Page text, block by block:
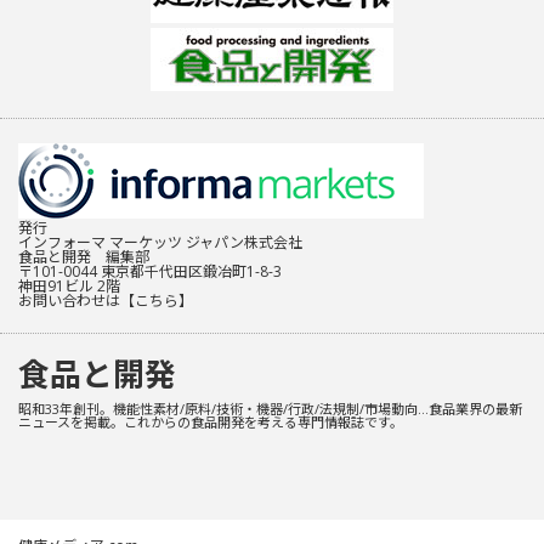
発行
インフォーマ マーケッツ ジャパン株式会社
食品と開発 編集部
〒101-0044 東京都千代田区鍛冶町1-8-3
神田91ビル 2階
お問い合わせは 【こちら】
食品と開発
昭和33年創刊。機能性素材/原料/技術・機器/行政/法規制/市場動向…食品業界の最新
ニュースを掲載。これからの食品開発を考える専門情報誌です。